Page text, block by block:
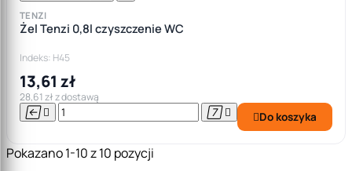
TENZI
Żel Tenzi 0,8l czyszczenie WC
Indeks: H45
13,61 zł
28,61 zł z dostawą
    Do koszyka
Pokazano 1-10 z 10 pozycji